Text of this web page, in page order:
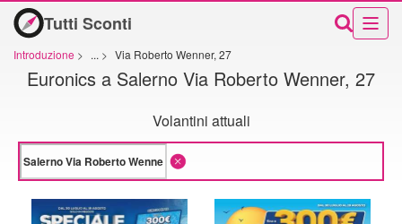
Tutti Sconti
Introduzione > ... > Via Roberto Wenner, 27
Euronics a Salerno Via Roberto Wenner, 27
Volantini attuali